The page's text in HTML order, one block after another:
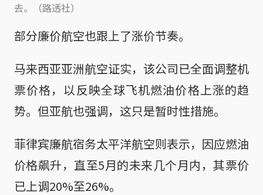
去。（路透社）
部分廉价航空也跟上了涨价节奏。
马来西亚亚洲航空证实，该公司已全面调整机
票价格，以反映全球飞机燃油价格上涨的趋
势。但亚航也强调，这只是暂时性措施。
菲律宾廉航宿务太平洋航空则表示，因应燃油
价格飙升，直至5月的未来几个月内，其票价
已上调20%至26%。